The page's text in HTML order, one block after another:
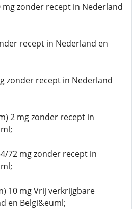
zonder recept in Nederland
recept in Nederland en
zonder recept in Nederland
2 mg zonder recept in
72 mg zonder recept in
10 mg Vrij verkrijgbare
en Belgi&euml;